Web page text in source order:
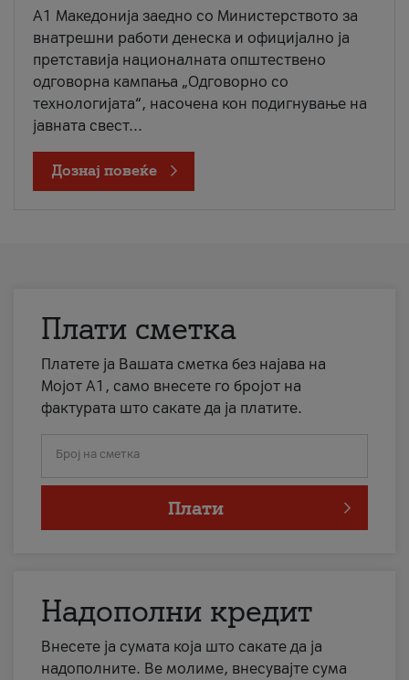
A1 Македонија заедно со Министерството за
внатрешни работи денеска и официјално ја
претставија националната општествено
одговорна кампања „Одговорно со
технологијата“, насочена кон подигнување на
јавната свест...
Дознај повеќе
Плати сметка
Платете ја Вашата сметка без најава на
Мојот А1, само внесете го бројот на
фактурата што сакате да ја платите.
Број на сметка
Плати
Надополни кредит
Внесете ја сумата која што сакате да ја
надополните. Ве молиме, внесувајте сума